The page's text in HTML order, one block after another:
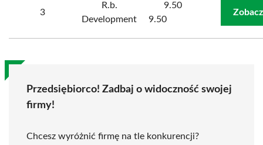
3
R.b.
Development
9.50
9.50
Przedsiębiorco! Zadbaj o widoczność swojej
firmy!
Chcesz wyróżnić firmę na tle konkurencji?